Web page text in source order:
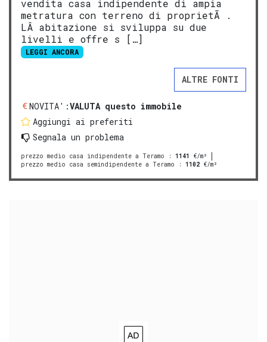
vendita casa indipendente di ampia
metratura con terreno di proprietÃ .
LÂ abitazione si sviluppa su due
livelli e offre s […]
LEGGI ANCORA
ALTRE FONTI
NOVITA':VALUTA questo immobile
Aggiungi ai preferiti
Segnala un problema
prezzo medio casa indipendente a Teramo : 1141
€/m²
prezzo medio casa semindipendente a Teramo : 1102 €/m²